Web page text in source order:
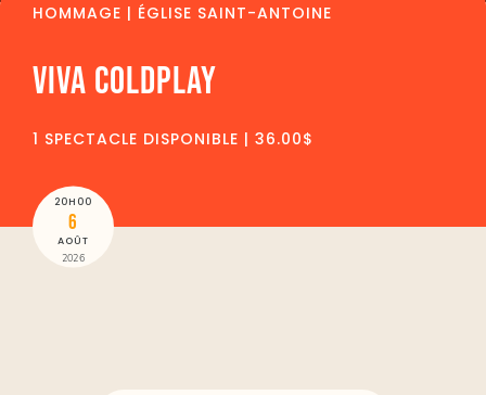
HOMMAGE | ÉGLISE SAINT-ANTOINE
VIVA COLDPLAY
1 SPECTACLE DISPONIBLE | 36.00$
20H00
6
AOÛT
2026